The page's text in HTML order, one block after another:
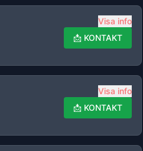
Visa info
📩 KONTAKT
Visa info
📩 KONTAKT